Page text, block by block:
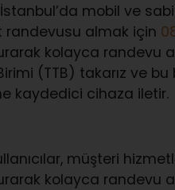
mobil ve
randevusu almak için
kolayca randevu
(TTB) takarız ve
kaydedici cihaza iletir.
müşteri
kolayca randevu